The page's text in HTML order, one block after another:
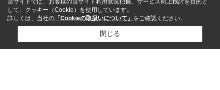
当サイトでは、お客様の当サイト利用状況把握、サービス向上検討を目的と
して、クッキー（Cookie）を使用しています。
詳しくは、当社の 「Cookieの取扱いについて」 をご確認ください。
閉じる